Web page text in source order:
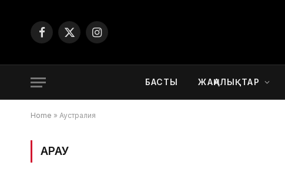
Facebook
X
Instagram
БАСТЫ ЖАҢАЛЫҚТАР
Home » Аустралия
ҚАРАУ